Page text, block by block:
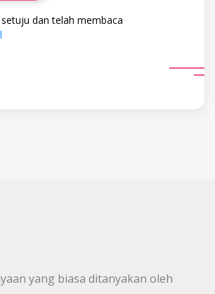
dan telah membaca
yang biasa ditanyakan oleh